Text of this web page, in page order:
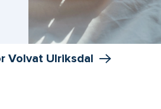
Volvat Ulriksdal